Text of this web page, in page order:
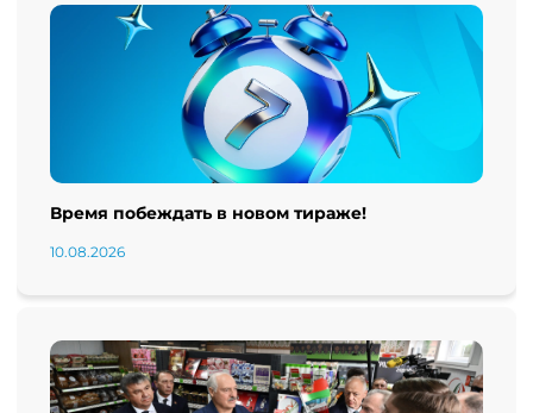
Время побеждать в новом тираже!
10.08.2026